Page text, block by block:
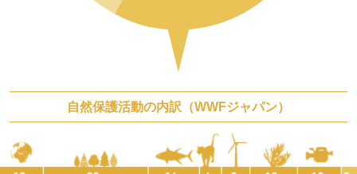
自然保護活動の内訳（WWFジャパン）